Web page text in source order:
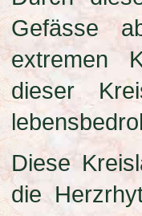
Gefässe
extremen
dieser
Diese
die